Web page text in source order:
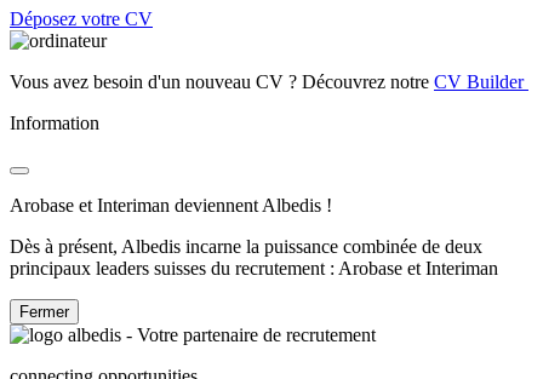
Déposez votre CV
Vous avez besoin d'un nouveau CV ? Découvrez notre CV Builder
Information
Arobase et Interiman deviennent Albedis !
Dès à présent, Albedis incarne la puissance combinée de deux
principaux leaders suisses du recrutement : Arobase et Interiman
Fermer